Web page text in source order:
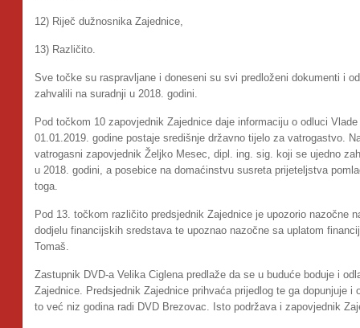
12) Riječ dužnosnika Zajednice,
13) Različito.
Sve točke su raspravljane i doneseni su svi predloženi dokumenti i
zahvalili na suradnji u 2018. godini.
Pod točkom 10 zapovjednik Zajednice daje informaciju o odluci
01.01.2019. godine postaje središnje državno tijelo za vatrogastvo.
vatrogasni zapovjednik Željko Mesec, dipl. ing. sig. koji se ujedno
u 2018. godini, a posebice na domaćinstvu susreta prijeteljstva
toga.
Pod 13. točkom različito predsjednik Zajednice je upozorio nazočne
dodjelu financijskih sredstava te upoznao nazočne sa uplatom
Tomaš.
Zastupnik DVD-a Velika Ciglena predlaže da se u buduće boduje i
Zajednice. Predsjednik Zajednice prihvaća prijedlog te ga dopunjuje
to već niz godina radi DVD Brezovac. Isto podržava i zapovjednik